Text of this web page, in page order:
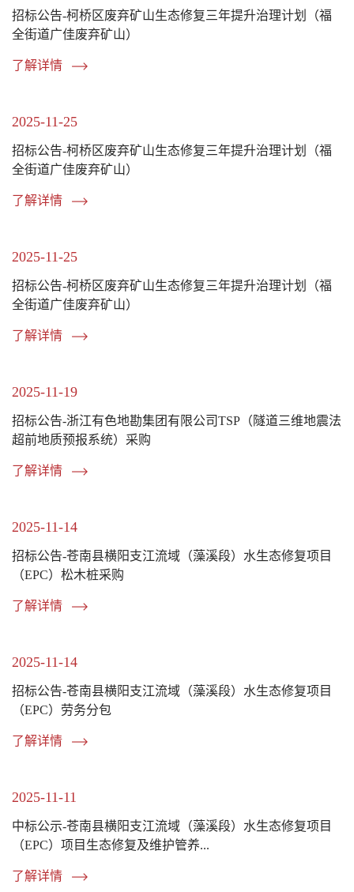
招标公告-柯桥区废弃矿山生态修复三年提升治理计划（福
全街道广佳废弃矿山）
了解详情
2025-11-25
招标公告-柯桥区废弃矿山生态修复三年提升治理计划（福
全街道广佳废弃矿山）
了解详情
2025-11-25
招标公告-柯桥区废弃矿山生态修复三年提升治理计划（福
全街道广佳废弃矿山）
了解详情
2025-11-19
招标公告-浙江有色地勘集团有限公司TSP（隧道三维地震法
超前地质预报系统）采购
了解详情
2025-11-14
招标公告-苍南县横阳支江流域（藻溪段）水生态修复项目
（EPC）松木桩采购
了解详情
2025-11-14
招标公告-苍南县横阳支江流域（藻溪段）水生态修复项目
（EPC）劳务分包
了解详情
2025-11-11
中标公示-苍南县横阳支江流域（藻溪段）水生态修复项目
（EPC）项目生态修复及维护管养...
了解详情